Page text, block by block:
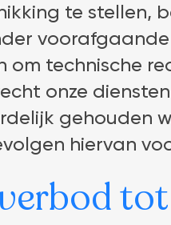
te stellen,
om technische
onze
gehouden
hiervan